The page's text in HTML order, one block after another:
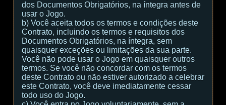
dos Documentos Obrigatórios, na íntegra antes de
usar o Jogo.
b) Você aceita todos os termos e condições deste
Contrato, incluindo os termos e requisitos dos
Documentos Obrigatórios, na íntegra, sem
quaisquer exceções ou limitações da sua parte.
Você não pode usar o Jogo em quaisquer outros
termos. Se você não concordar com os termos
deste Contrato ou não estiver autorizado a celebrar
este Contrato, você deve imediatamente cessar
todo uso do Jogo.